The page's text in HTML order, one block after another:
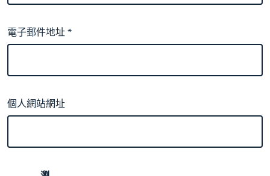
電子郵件地址*
個人網站網址